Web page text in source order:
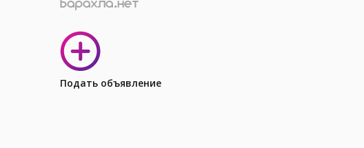
Подать объявление